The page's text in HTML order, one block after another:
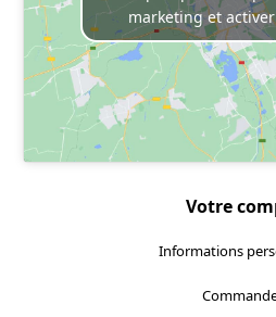
marketing et
Votre
Informations